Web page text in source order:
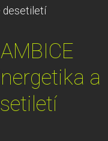
desetiletí
a